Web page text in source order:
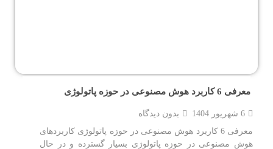
معرفی 6 کاربرد هوش مصنوعی در حوزه پاتولوژی
6 شهریور 1404
بدون دیدگاه
معرفی 6 کاربرد هوش مصنوعی در حوزه پاتولوژی کاربردهای
هوش مصنوعی در حوزه پاتولوژی بسیار گسترده و در حال